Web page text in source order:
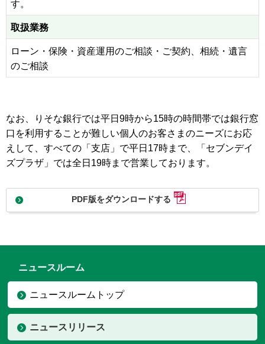
す。
取扱業務
ローン・保険・資産運用のご相談・ご契約、相続・遺言
のご相談
なお、りそな銀行では平日9時から15時の時間帯では銀行窓
口を利用することが難しい個人のお客さまのニーズにお応
えして、すべての「支店」で平日17時まで、「セブンデイ
ズプラザ」では全日19時まで営業しております。
PDF版をダウンロードする
ニュースルーム
ニュースルームトップ
ニュースリリース